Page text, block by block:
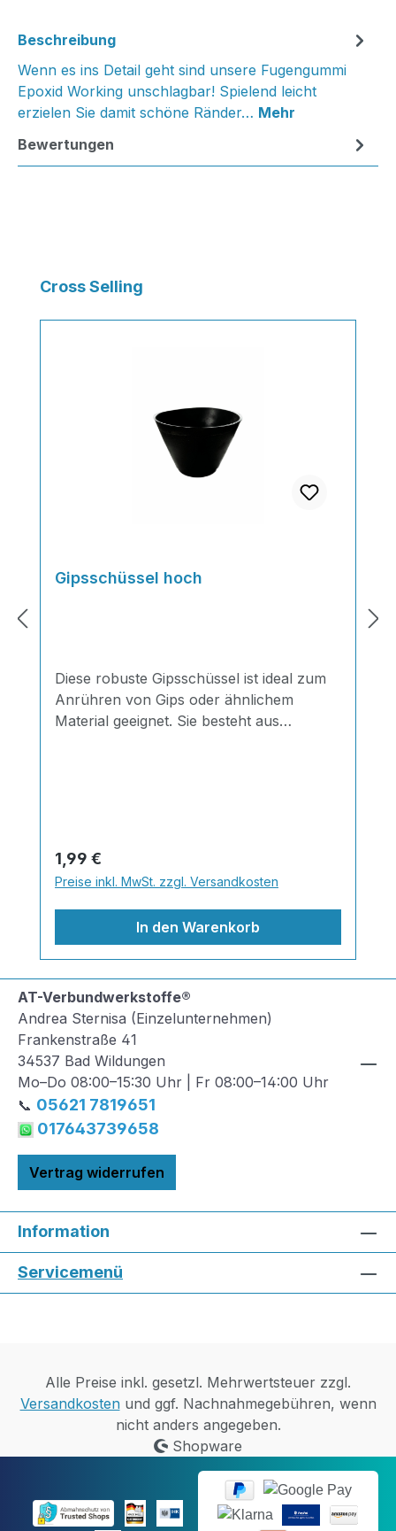
Beschreibung
Wenn es ins Detail geht sind unsere Fugengummi
Epoxid Working unschlagbar! Spielend leicht
erzielen Sie damit schöne Ränder… Mehr
Bewertungen
Produktgalerie überspringen
Cross Selling
Gipsschüssel hoch
Diese robuste Gipsschüssel ist ideal zum
Anrühren von Gips oder ähnlichem
Material geeignet. Sie besteht aus
Regulärer Preis:
1,99 €
Preise inkl. MwSt. zzgl. Versandkosten
In den Warenkorb
AT-Verbundwerkstoffe®
Andrea Sternisa (Einzelunternehmen)
Frankenstraße 41
34537 Bad Wildungen
Mo–Do 08:00–15:30 Uhr | Fr 08:00–14:00 Uhr
📞 05621 7819651
017643739658
Vertrag widerrufen
Information
Servicemenü
Alle Preise inkl. gesetzl. Mehrwertsteuer zzgl.
Versandkostenund ggf. Nachnahmegebühren, wenn
nicht anders angegeben.
Shopware